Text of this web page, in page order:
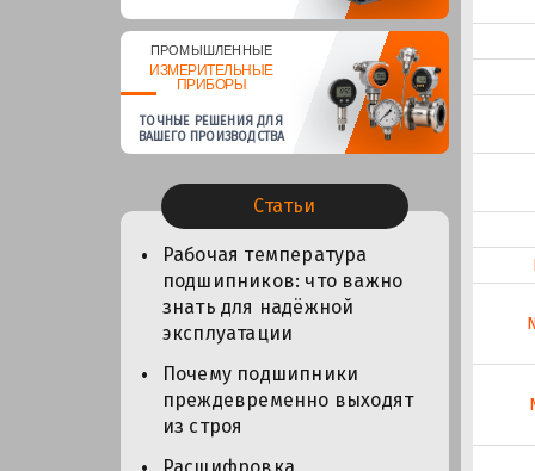
ПРОМЫШЛЕННЫЕ
ИЗМЕРИТЕЛЬНЫЕ
ПРИБОРЫ
ТОЧНЫЕ РЕШЕНИЯ ДЛЯ
ВАШЕГО ПРОИЗВОДСТВА
Статьи
Рабочая температура
подшипников: что важно
знать для надёжной
эксплуатации
Почему подшипники
преждевременно выходят
из строя